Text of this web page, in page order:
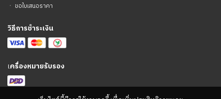
ㆍ ขอใบเสนอราคา
วิธีการชำระเงิน
เครื่องหมายรับรอง